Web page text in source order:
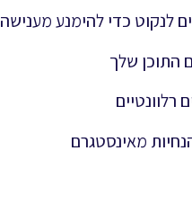
לנקוט כדי להימנע
התוכן שלך
מאינסטגרם